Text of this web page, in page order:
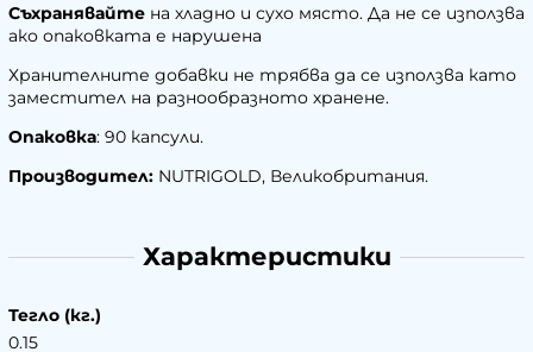
Съхранявайте на хладно и сухо място. Да не се използва
ако опаковката е нарушена
Хранителните добавки не трябва да се използва като
заместител на разнообразното хранене.
Опаковка: 90 капсули.
Производител: NUTRIGOLD, Великобритания.
Характеристики
Тегло (кг.)
0.15